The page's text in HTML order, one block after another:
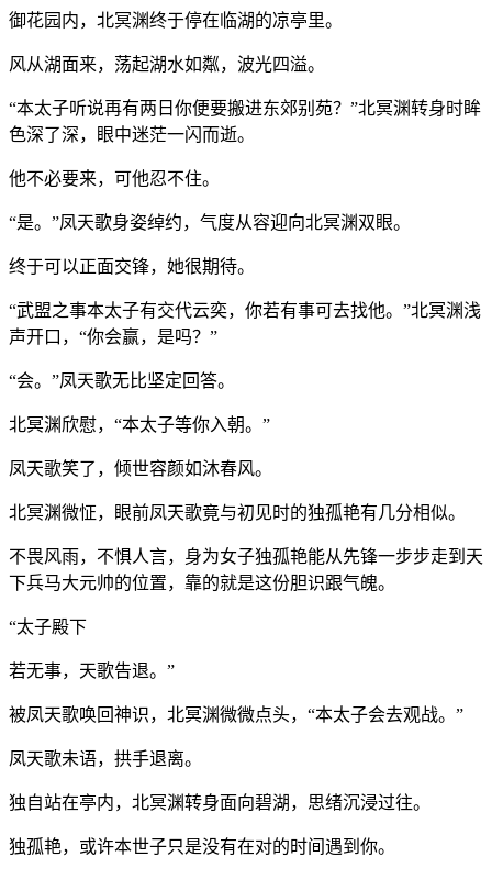
御花园内，北冥渊终于停在临湖的凉亭里。
风从湖面来，荡起湖水如粼，波光四溢。
“本太子听说再有两日你便要搬进东郊别苑？”北冥渊转身时眸
色深了深，眼中迷茫一闪而逝。
他不必要来，可他忍不住。
“是。”凤天歌身姿绰约，气度从容迎向北冥渊双眼。
终于可以正面交锋，她很期待。
“武盟之事本太子有交代云奕，你若有事可去找他。”北冥渊浅
声开口，“你会赢，是吗？”
“会。”凤天歌无比坚定回答。
北冥渊欣慰，“本太子等你入朝。”
凤天歌笑了，倾世容颜如沐春风。
北冥渊微怔，眼前凤天歌竟与初见时的独孤艳有几分相似。
不畏风雨，不惧人言，身为女子独孤艳能从先锋一步步走到天
下兵马大元帅的位置，靠的就是这份胆识跟气魄。
“太子殿下
若无事，天歌告退。”
被凤天歌唤回神识，北冥渊微微点头，“本太子会去观战。”
凤天歌未语，拱手退离。
独自站在亭内，北冥渊转身面向碧湖，思绪沉浸过往。
独孤艳，或许本世子只是没有在对的时间遇到你。